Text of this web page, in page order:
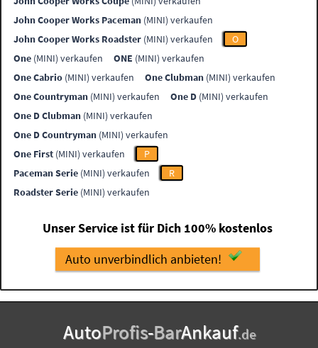
John Cooper Works Paceman (MINI) verkaufen
John Cooper Works Roadster (MINI) verkaufen
O
One (MINI) verkaufen ONE (MINI) verkaufen
One Cabrio (MINI) verkaufen One Clubman (MINI) verkaufen
One Countryman (MINI) verkaufen One D (MINI) verkaufen
One D Clubman (MINI) verkaufen
One D Countryman (MINI) verkaufen
One First (MINI) verkaufen
P
Paceman Serie (MINI) verkaufen
R
Roadster Serie (MINI) verkaufen
Unser Service ist für Dich 100% kostenlos
Auto unverbindlich anbieten!
AutoProfis-BarAnkauf.de